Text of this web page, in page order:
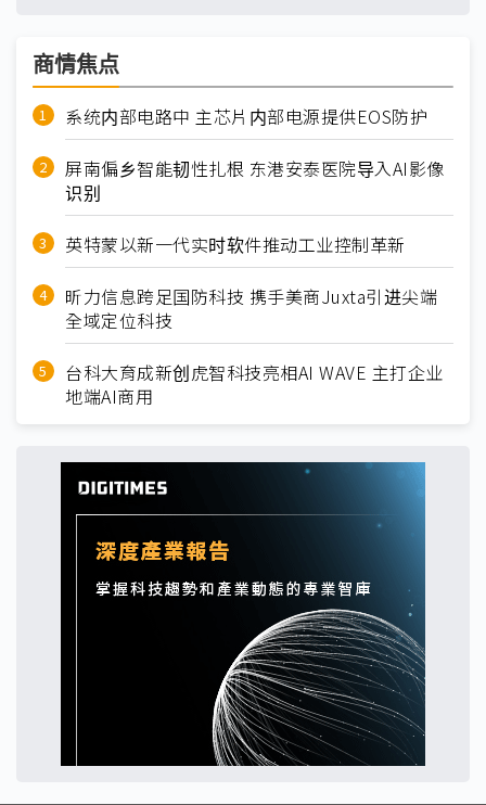
商情焦点
系统内部电路中 主芯片内部电源提供EOS防护
屏南偏乡智能韧性扎根 东港安泰医院导入AI影像
识别
英特蒙以新一代实时软件推动工业控制革新
昕力信息跨足国防科技 携手美商Juxta引进尖端
全域定位科技
台科大育成新创虎智科技亮相AI WAVE 主打企业
地端AI商用